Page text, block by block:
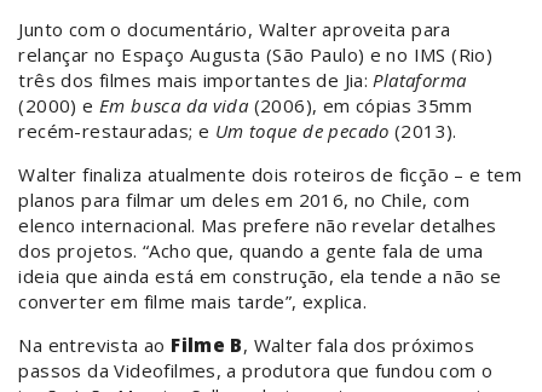
Junto com o documentário, Walter aproveita para
relançar no Espaço Augusta (São Paulo) e no IMS (Rio)
três dos filmes mais importantes de Jia:Plataforma
(2000) e Em busca da vida (2006), em cópias 35mm
recém-restauradas; e Um toque de pecado (2013).
Walter finaliza atualmente dois roteiros de ficção – e tem
planos para filmar um deles em 2016, no Chile, com
elenco internacional. Mas prefere não revelar detalhes
dos projetos. “Acho que, quando a gente fala de uma
ideia que ainda está em construção, ela tende a não se
converter em filme mais tarde”, explica.
Na entrevista ao Filme B, Walter fala dos próximos
passos da Videofilmes, a produtora que fundou com o